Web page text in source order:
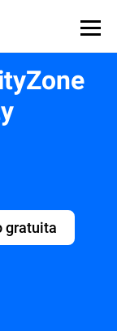
gratuita